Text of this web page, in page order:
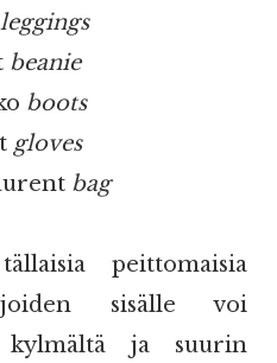
leggings
beanie
boots
gloves
bag
peittomaisia
joiden sisälle voi
kylmältä ja suurin